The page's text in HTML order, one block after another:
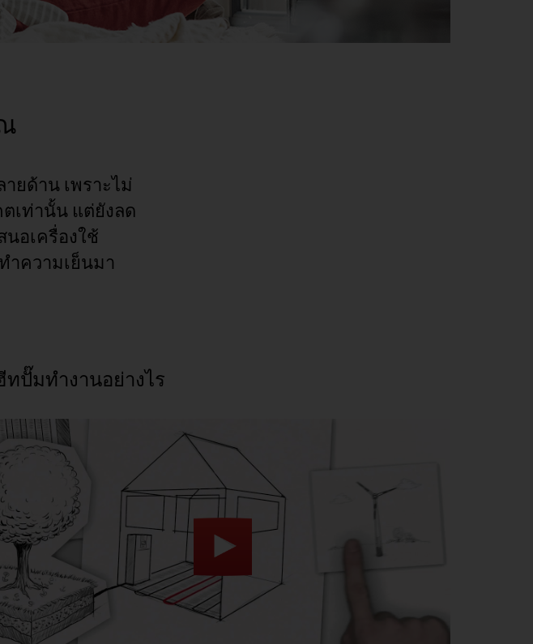
ยด้าน เพราะไม่
เท่านั้น แต่ยังลด
นอเครื่องใช้
ำความเย็นมา
ทปั๊มทำงานอย่างไร